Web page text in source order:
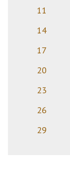
11
14
17
20
23
26
29